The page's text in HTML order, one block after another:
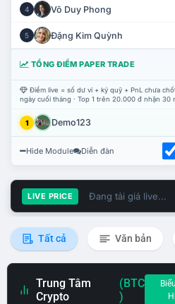
4 Võ Duy Phong
5 Đặng Kim Quỳnh
TỔNG ĐIỂM PAPER TRADE
Điểm live = số dư ví + ký quỹ + PnL chưa
ngày cuối tháng · Top 1 trên 20.000 đ nhận 30
1 Demo123
Hide Module Diễn đàn
LIVE PRICE Đang tải giá live...
Tất cả Văn bản
Trung Tâm
Crypto
(BTC
)